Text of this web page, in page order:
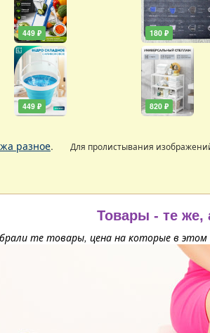
449 ₽
449 ₽
180 ₽
820 ₽
разное. Для пролистывания
Товары - те же,
те товары, цена на которые в этом